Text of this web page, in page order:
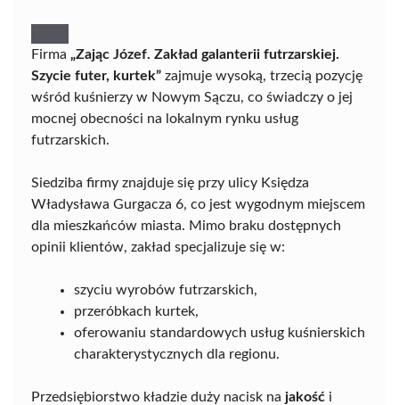
Firma „Zając Józef. Zakład galanterii futrzarskiej.
Szycie futer, kurtek” zajmuje wysoką, trzecią pozycję
wśród kuśnierzy w Nowym Sączu, co świadczy o jej
mocnej obecności na lokalnym rynku usług
futrzarskich.
Siedziba firmy znajduje się przy ulicy Księdza
Władysława Gurgacza 6, co jest wygodnym miejscem
dla mieszkańców miasta. Mimo braku dostępnych
opinii klientów, zakład specjalizuje się w:
szyciu wyrobów futrzarskich,
przeróbkach kurtek,
oferowaniu standardowych usług kuśnierskich
charakterystycznych dla regionu.
Przedsiębiorstwo kładzie duży nacisk na jakość i